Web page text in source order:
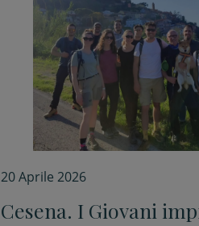
20 Aprile 2026
Cesena. I Giovani